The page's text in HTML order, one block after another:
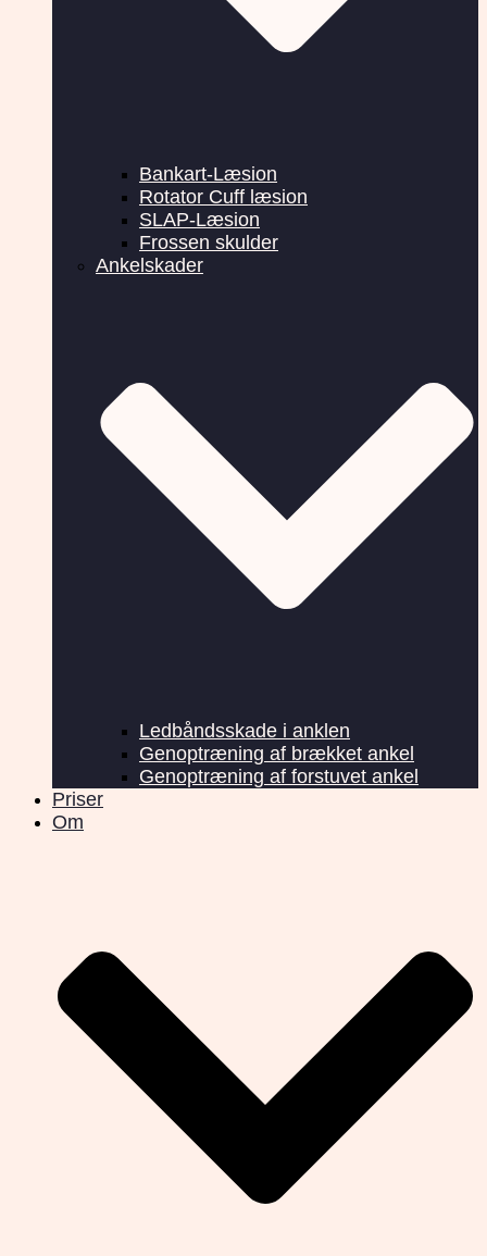
Bankart-Læsion
Rotator Cuff læsion
SLAP-Læsion
Frossen skulder
Ankelskader
Ledbåndsskade i anklen
Genoptræning af brækket ankel
Genoptræning af forstuvet ankel
Priser
Om